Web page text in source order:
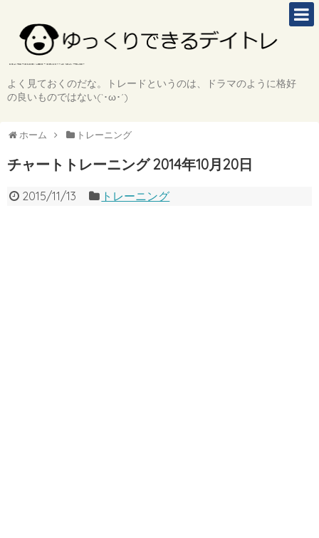
よく見ておくのだな。トレードというのは、ドラマのように格好
の良いものではない(`･ω･´)
ホーム トレーニング
チャートトレーニング 2014年10月20日
2015/11/13 トレーニング